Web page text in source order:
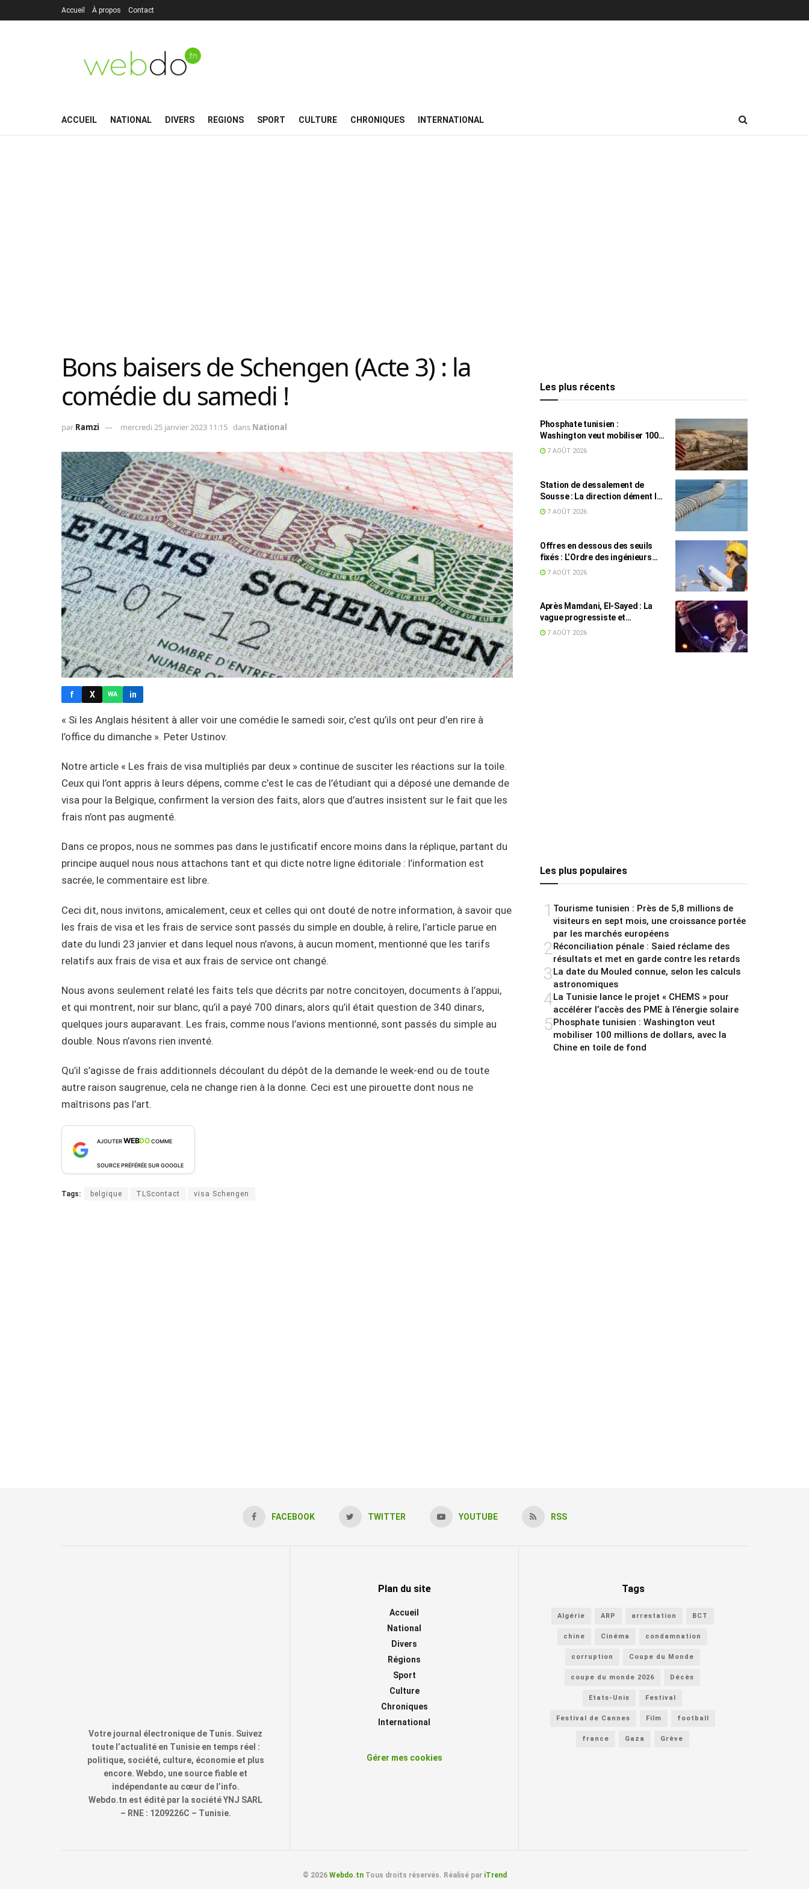
Accueil À propos Contact
ACCUEIL NATIONAL DIVERS REGIONS SPORT CULTURE CHRONIQUES INTERNATIONAL
Bons baisers de Schengen (Acte 3) : la
comédie du samedi !
par Ramzi mercredi 25 janvier 2023 11:15 dans National
f X WA in
« Si les Anglais hésitent à aller voir une comédie le samedi soir, c’est qu’ils ont peur d’en rire à
l’office du dimanche ». Peter Ustinov.
Notre article « Les frais de visa multipliés par deux » continue de susciter les réactions sur la toile.
Ceux qui l’ont appris à leurs dépens, comme c’est le cas de l’étudiant qui a déposé une demande de
visa pour la Belgique, confirment la version des faits, alors que d’autres insistent sur le fait que les
frais n’ont pas augmenté.
Dans ce propos, nous ne sommes pas dans le justificatif encore moins dans la réplique, partant du
principe auquel nous nous attachons tant et qui dicte notre ligne éditoriale : l’information est
sacrée, le commentaire est libre.
Ceci dit, nous invitons, amicalement, ceux et celles qui ont douté de notre information, à savoir que
les frais de visa et les frais de service sont passés du simple en double, à relire, l’article parue en
date du lundi 23 janvier et dans lequel nous n’avons, à aucun moment, mentionné que les tarifs
relatifs aux frais de visa et aux frais de service ont changé.
Nous avons seulement relaté les faits tels que décrits par notre concitoyen, documents à l’appui,
et qui montrent, noir sur blanc, qu’il a payé 700 dinars, alors qu’il était question de 340 dinars,
quelques jours auparavant. Les frais, comme nous l’avions mentionné, sont passés du simple au
double. Nous n’avons rien inventé.
Qu’il s’agisse de frais additionnels découlant du dépôt de la demande le week-end ou de toute
autre raison saugrenue, cela ne change rien à la donne. Ceci est une pirouette dont nous ne
maîtrisons pas l’art.
AJOUTERWEBDOCOMME
SOURCE PRÉFÉRÉE SUR GOOGLE
Tags: belgique TLScontact visa Schengen
Les plus récents
Phosphate tunisien :
Washington veut mobiliser 100
millions de dollars, avec la Chine
7 AOÛT 2026
Station de dessalement de
Sousse : La direction dément les
rumeurs sur une eau impropre à
7 AOÛT 2026
Offres en dessous des seuils
fixés : L’Ordre des ingénieurs
hausse le ton
7 AOÛT 2026
Après Mamdani, El-Sayed : La
vague progressiste et
musulmane résiste à l’argent de
7 AOÛT 2026
Les plus populaires
1 Tourisme tunisien : Près de 5,8 millions de
visiteurs en sept mois, une croissance portée
par les marchés européens
2Réconciliation pénale : Saied réclame des
résultats et met en garde contre les retards
3La date du Mouled connue, selon les calculs
astronomiques
4La Tunisie lance le projet « CHEMS » pour
accélérer l’accès des PME à l’énergie solaire
5Phosphate tunisien : Washington veut
mobiliser 100 millions de dollars, avec la
Chine en toile de fond
FACEBOOK TWITTER YOUTUBE RSS
Votre journal électronique de Tunis. Suivez
toute l’actualité en Tunisie en temps réel :
politique, société, culture, économie et plus
encore. Webdo, une source fiable et
indépendante au cœur de l’info.
Webdo.tn est édité par la société YNJ SARL
– RNE : 1209226C – Tunisie.
Plan du site
Accueil
National
Divers
Régions
Sport
Culture
Chroniques
International
Gérer mes cookies
Tags
Algérie ARP arrestation BCT
chine Cinéma condamnation
corruption Coupe du Monde
coupe du monde 2026 Décès
Etats-Unis Festival
Festival de Cannes Film football
france Gaza Grève
© 2026 Webdo.tnTous droits réservés. Réalisé par iTrend